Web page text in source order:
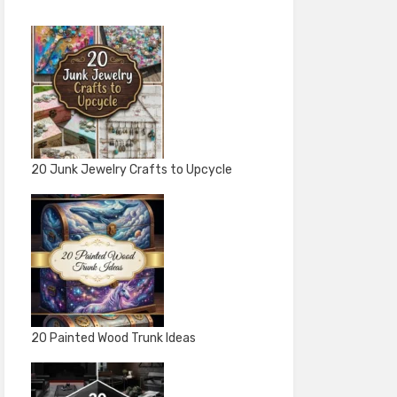
20 Junk Jewelry Crafts to Upcycle
20 Painted Wood Trunk Ideas